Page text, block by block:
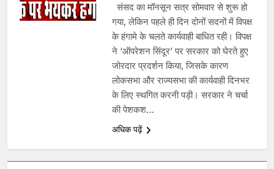
संसद का मॉनसून सत्र सोमवार से शुरू हो
गया, लेकिन पहले ही दिन दोनों सदनों में विपक्ष
के हंगामे के चलते कार्यवाही बाधित रही। विपक्ष
ने ‘ऑपरेशन सिंदूर’ पर सरकार को घेरते हुए
जोरदार प्रदर्शन किया, जिसके कारण
लोकसभा और राज्यसभा की कार्यवाही दिनभर
के लिए स्थगित करनी पड़ी। सरकार ने चर्चा
की पेशकश…
अधिक पढ़ें
गाजा युद्धविराम को लेकर बड़ी खबरें
चुनाव से पहले लालू परिवार पर बड़ा झटका,
दिल्ली कोर्ट ने IRCTC घोटाले में आरोप
तय किए
SRN अस्पताल का नाम अमर शहीद ठाकुर